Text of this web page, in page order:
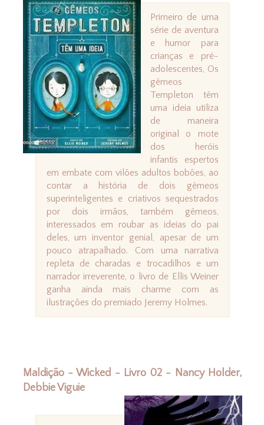
Primeiro de uma
série de aventura
e humor para
crianças e pré-
adolescentes, Os
gêmeos
Templeton têm
uma ideia utiliza
de maneira
original o mote
dos heróis
infantis espertos
em embate com vilões adultos bobões, ao
contar a história de dois gêmeos
superinteligentes e criativos sequestrados
por dois irmãos, também gêmeos,
interessados em roubar as ideias do pai
deles, um inventor genial, apesar de um
pouco atrapalhado. Com uma narrativa
repleta de charadas e trocadilhos e um
narrador irreverente, o livro de Ellis Weiner
ganha ainda mais charme com as
ilustrações do premiado Jeremy Holmes.
Maldição - Wicked - Livro 02 - Nancy Holder,
Debbie Viguie